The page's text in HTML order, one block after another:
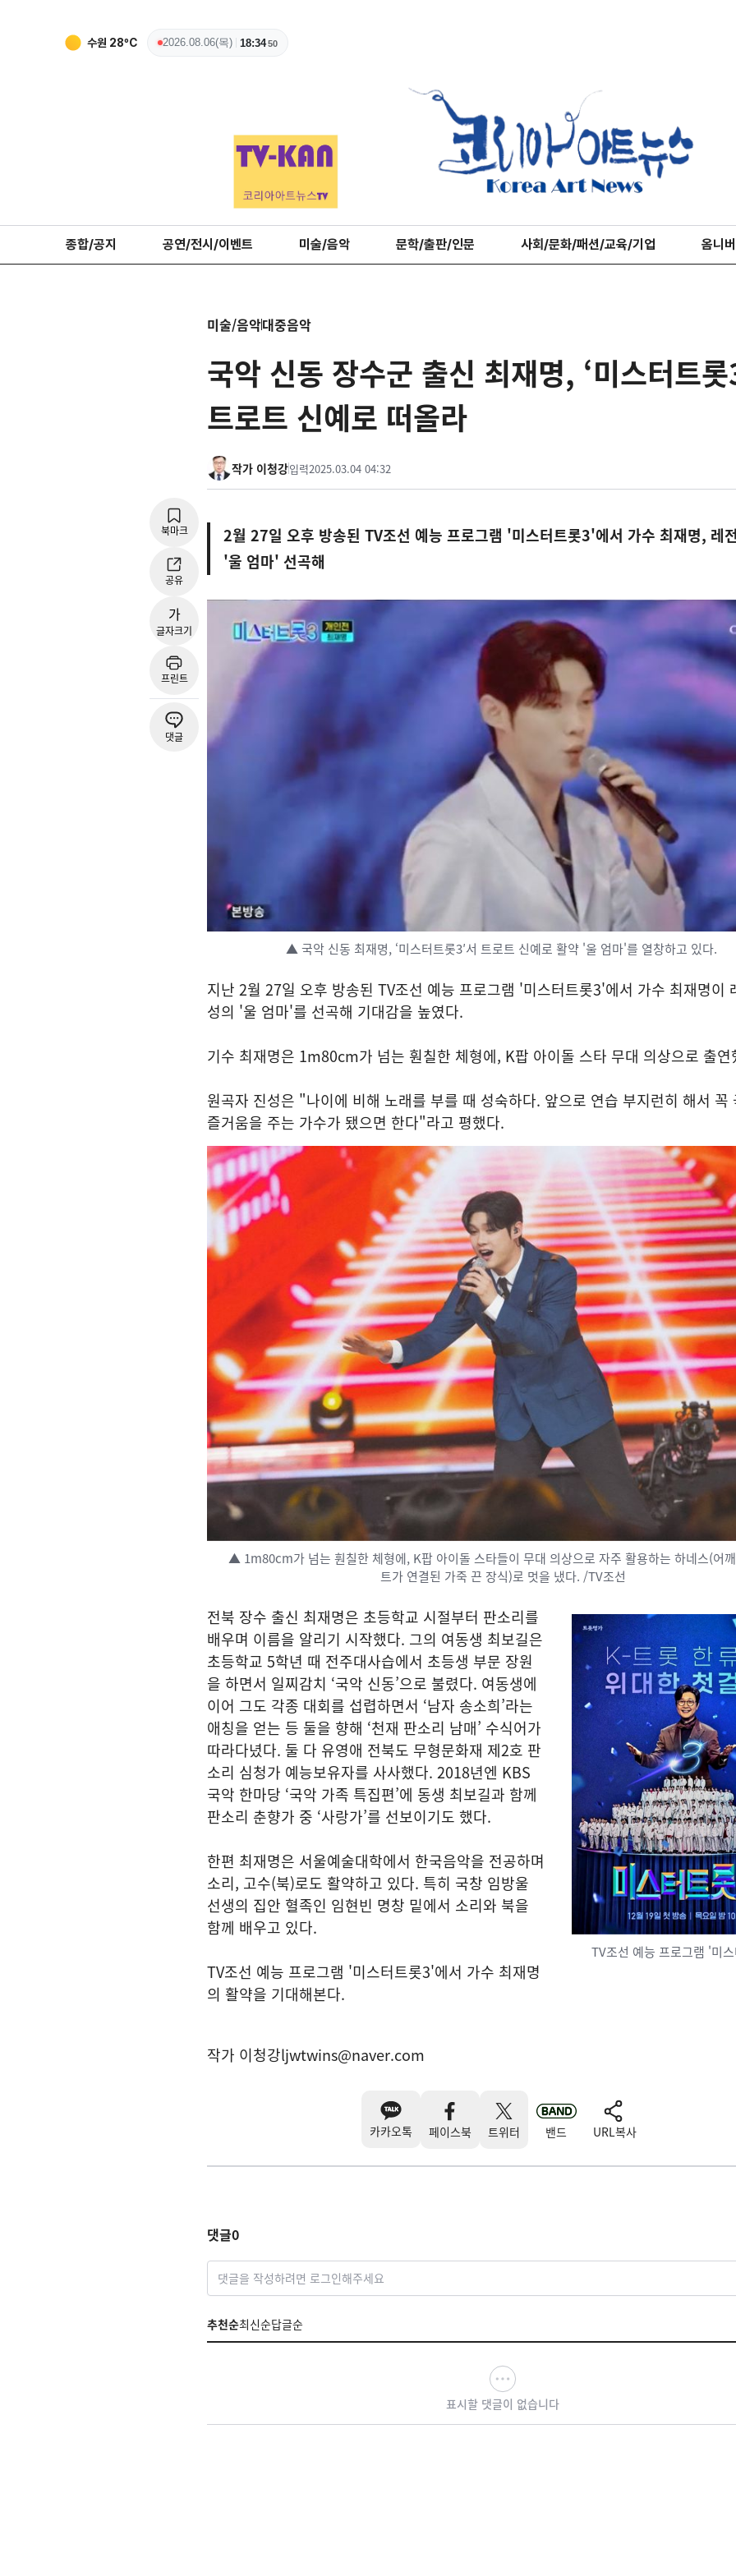
수원 28ºC 2026.08.06(목) 18:3451
종합/공지 공연/전시/이벤트 미술/음악 문학/출판/인문 사회/문화/패션/교육/기업 옴니
미술/음악대중음악
국악 신동 장수군 출신 최재명, ‘미스터트롯
트로트 신예로 떠올라
작가 이청강입력2025.03.04 04:32
북마크
공유
가
글자크기
프린트
댓글
2월 27일 오후 방송된 TV조선 예능 프로그램 '미스터트롯3'에서 가수 최재명, 레
'울 엄마' 선곡해
▲ 국악 신동 최재명, ‘미스터트롯3′서 트로트 신예로 활약 '울 엄마'를 열창하고 있다.
지난 2월 27일 오후 방송된 TV조선 예능 프로그램 '미스터트롯3'에서 가수 최재명이
성의 '울 엄마'를 선곡해 기대감을 높였다.
기수 최재명은 1m80cm가 넘는 훤칠한 체형에, K팝 아이돌 스타 무대 의상으로 출연
원곡자 진성은 "나이에 비해 노래를 부를 때 성숙하다. 앞으로 연습 부지런히 해서 꼭
즐거움을 주는 가수가 됐으면 한다"라고 평했다.
▲ 1m80cm가 넘는 훤칠한 체형에, K팝 아이돌 스타들이 무대 의상으로 자주 활용하는 하네스(어
트가 연결된 가죽 끈 장식)로 멋을 냈다. /TV조선
TV조선 예능 프로그램 '미
전북 장수 출신 최재명은 초등학교 시절부터 판소리를
배우며 이름을 알리기 시작했다. 그의 여동생 최보길은
초등학교 5학년 때 전주대사습에서 초등생 부문 장원
을 하면서 일찌감치 ‘국악 신동’으로 불렸다. 여동생에
이어 그도 각종 대회를 섭렵하면서 ‘남자 송소희’라는
애칭을 얻는 등 둘을 향해 ‘천재 판소리 남매’ 수식어가
따라다녔다. 둘 다 유영애 전북도 무형문화재 제2호 판
소리 심청가 예능보유자를 사사했다. 2018년엔 KBS
국악 한마당 ‘국악 가족 특집편’에 동생 최보길과 함께
판소리 춘향가 중 ‘사랑가’를 선보이기도 했다.
한편 최재명은 서울예술대학에서 한국음악을 전공하며
소리, 고수(북)로도 활약하고 있다. 특히 국창 임방울
선생의 집안 혈족인 임현빈 명창 밑에서 소리와 북을
함께 배우고 있다.
TV조선 예능 프로그램 '미스터트롯3'에서 가수 최재명
의 활약을 기대해본다.
작가 이청강ljwtwins@naver.com
카카오톡 페이스북 트위터 밴드 URL복사
댓글0
댓글을 작성하려면 로그인해주세요
추천순최신순답글순
표시할 댓글이 없습니다